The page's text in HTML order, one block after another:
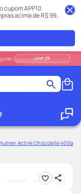
cupom APP10
acima de R$ 99.
Active Chocolate 400g